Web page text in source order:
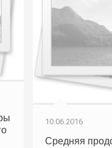
10.06.2016
Средняя